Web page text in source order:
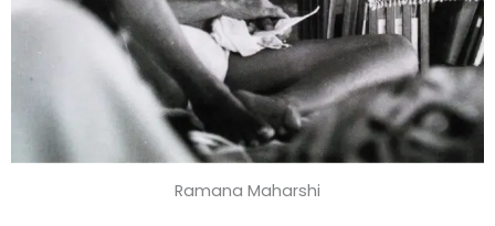
Ramana Maharshi